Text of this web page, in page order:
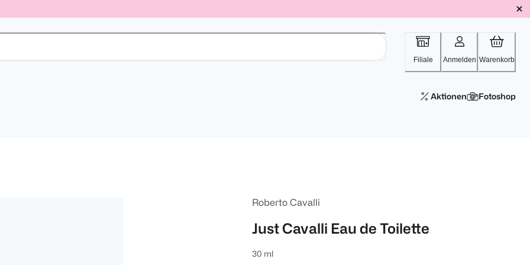
Filiale Anmelden Warenkorb
Aktionen Fotoshop
Roberto Cavalli
Just Cavalli Eau de Toilette
30 ml